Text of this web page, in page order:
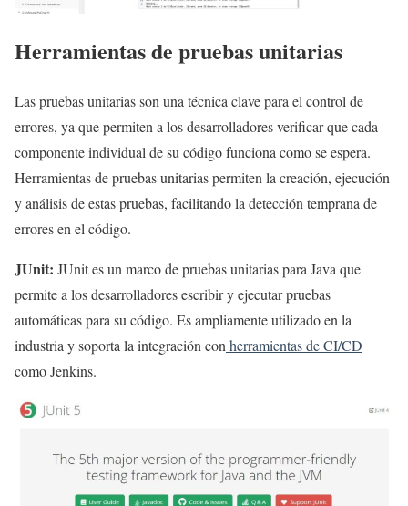
Herramientas de pruebas unitarias
Las pruebas unitarias son una técnica clave para el control de
errores, ya que permiten a los desarrolladores verificar que cada
componente individual de su código funciona como se espera.
Herramientas de pruebas unitarias permiten la creación, ejecución
y análisis de estas pruebas, facilitando la detección temprana de
errores en el código.
JUnit: JUnit es un marco de pruebas unitarias para Java que
permite a los desarrolladores escribir y ejecutar pruebas
automáticas para su código. Es ampliamente utilizado en la
industria y soporta la integración con herramientas de CI/CD
como Jenkins.